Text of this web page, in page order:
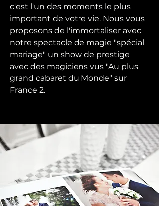
c'est l'un des moments le plus
important de votre vie. Nous vous
proposons de l'immortaliser avec
notre spectacle de magie "spécial
mariage" un show de prestige
avec des magiciens vus "Au plus
grand cabaret du Monde" sur
France 2.